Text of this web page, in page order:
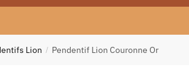
Lion / Pendentif Lion Couronne Or